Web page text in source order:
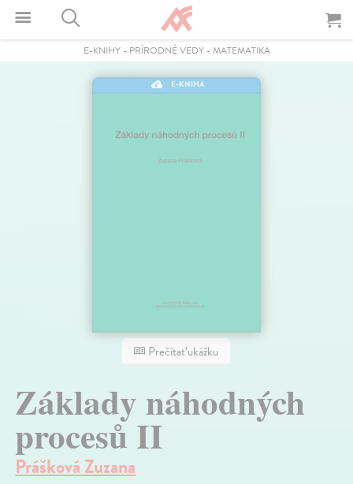
E-KNIHY- PRÍRODNÉ VEDY- MATEMATIKA
E-KNIHA
Prečítať ukážku
Základy náhodných
procesů II
Prášková Zuzana